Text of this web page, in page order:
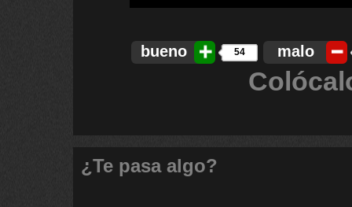
bueno 54 malo
¿Te pasa algo?